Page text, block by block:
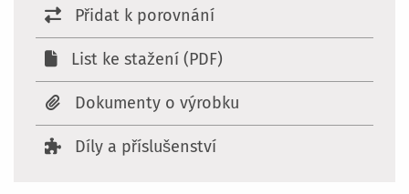
Přidat k porovnání
List ke stažení (PDF)
Dokumenty o výrobku
Díly a příslušenství